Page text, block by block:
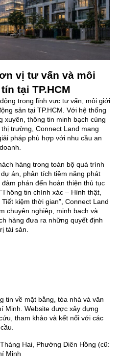
vị tư vấn và môi
tại TP.HCM
trong lĩnh vực tư vấn, môi giới
sản tại TP.HCM. Với hệ thống
thông tin minh bạch cùng
trường, Connect Land mang
pháp phù hợp với nhu cầu an
hàng trong toàn bộ quá trình
án, phân tích tiềm năng phát
phán đến hoàn thiện thủ tục
tin chính xác – Hình thật,
kiệm thời gian”, Connect Land
chuyên nghiệp, minh bạch và
hàng đưa ra những quyết định
tài sản.
tin về mặt bằng, tòa nhà và văn
Minh. Website được xây dựng
tham khảo và kết nối với các
Hai, Phường Diên Hồng (cũ:
Minh